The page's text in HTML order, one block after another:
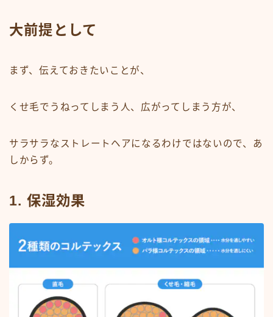
オンラインショップ
AFLOAT 公式ショップ
サイトマップ
大前提として
まず、伝えておきたいことが、
くせ毛でうねってしまう人、広がってしまう方が、
サラサラなストレートヘアになるわけではないので、あ
しからず。
1. 保湿効果